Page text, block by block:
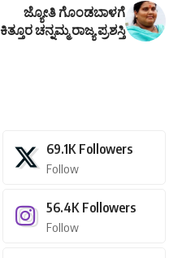
ಜ್ಯೋತಿ ಗೊಂಡಬಾಳಗೆ
ಕಿತ್ತೂರ ಚನ್ನಮ್ಮ ರಾಜ್ಯ ಪ್ರಶಸ್ತಿ
69.1K Followers
Follow
56.4K Followers
Follow